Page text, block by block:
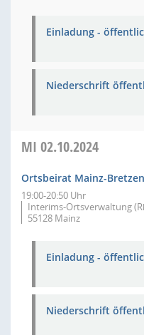
Einladung -
Niederschrift
MI 02.10.2024
Ortsbeirat Mainz-
19:00-20:50 Uhr
Interims-Ortsverwaltung
55128 Mainz
Einladung -
Niederschrift